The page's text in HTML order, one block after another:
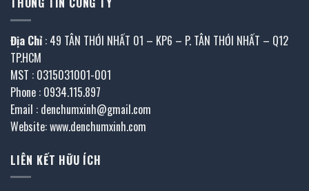
Địa Chỉ : 49 TÂN THỚI NHẤT 01 – KP6 – P. TÂN THỚI NHẤT – Q12
TP.HCM
MST : 0315031001-001
Phone : 0934.115.897
Email : denchumxinh@gmail.com
Website: www.denchumxinh.com
LIÊN KẾT HỮU ÍCH